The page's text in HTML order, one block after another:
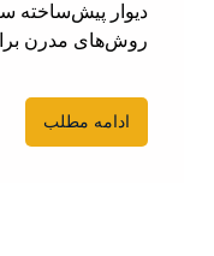
دیوار پیش‌ساخته
روش‌های مدرن
ادامه مطلب